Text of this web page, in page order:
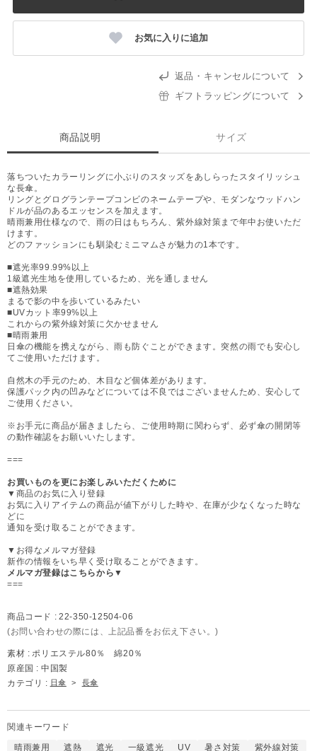
お気に入りに追加
返品・キャンセルについて
ギフトラッピングについて
商品説明 サイズ
落ちついたカラーリングに小ぶりのスタッズをあしらったスタイリッシュ
な長傘。
リングとグログランテープコンビのネームテープや、モダンなウッドハン
ドルが品のあるエッセンスを加えます。
晴雨兼用仕様なので、雨の日はもちろん、紫外線対策まで年中お使いただ
けます。
どのファッションにも馴染むミニマムさが魅力の1本です。
■遮光率99.99%以上
1級遮光生地を使用しているため、光を通しません
■遮熱効果
まるで影の中を歩いているみたい
■UVカット率99%以上
これからの紫外線対策に欠かせません
■晴雨兼用
日傘の機能を携えながら、雨も防ぐことができます。突然の雨でも安心し
てご使用いただけます。
自然木の手元のため、木目など個体差があります。
保護パック内の凹みなどについては不良ではございませんため、安心して
ご使用ください。
※お手元に商品が届きましたら、ご使用時期に関わらず、必ず傘の開閉等
の動作確認をお願いいたします。
===
お買いものを更にお楽しみいただくために
▼商品のお気に入り登録
お気に入りアイテムの商品が値下がりした時や、在庫が少なくなった時な
どに
通知を受け取ることができます。
▼お得なメルマガ登録
新作の情報をいち早く受け取ることができます。
メルマガ登録はこちらから▼
===
商品コード : 22-350-12504-06
(お問い合わせの際には、上記品番をお伝え下さい。)
素材 : ポリエステル80％ 綿20％
原産国 : 中国製
カテゴリ : 日傘 > 長傘
関連キーワード
晴雨兼用 遮熱 遮光 一級遮光 UV 暑さ対策
紫外線対策